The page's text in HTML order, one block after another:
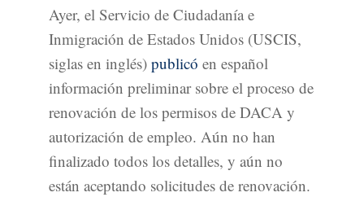
Ayer, el Servicio de Ciudadanía e
Inmigración de Estados Unidos (USCIS,
siglas en inglés) publicó en español
información preliminar sobre el proceso de
renovación de los permisos de DACA y
autorización de empleo. Aún no han
finalizado todos los detalles, y aún no
están aceptando solicitudes de renovación.